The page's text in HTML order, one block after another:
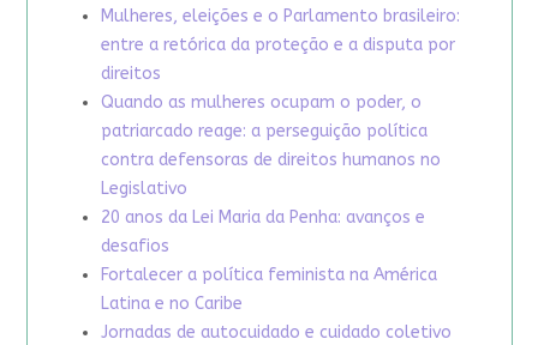
Mulheres, eleições e o Parlamento brasileiro:
entre a retórica da proteção e a disputa por
direitos
Quando as mulheres ocupam o poder, o
patriarcado reage: a perseguição política
contra defensoras de direitos humanos no
Legislativo
20 anos da Lei Maria da Penha: avanços e
desafios
Fortalecer a política feminista na América
Latina e no Caribe
Jornadas de autocuidado e cuidado coletivo